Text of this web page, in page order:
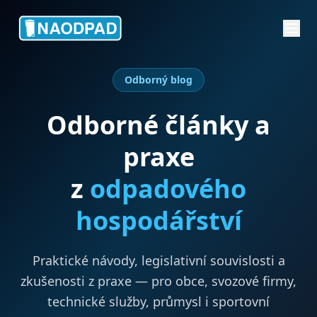
Odborný blog
Odborné články a
praxe
z odpadového
hospodářství
Praktické návody, legislativní souvislosti a
zkušenosti z praxe — pro obce, svozové firmy,
technické služby, průmysl i sportovní